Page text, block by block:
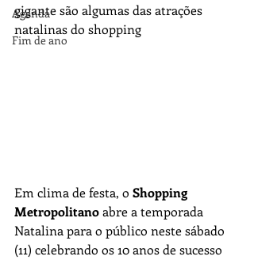
Agenda
Fim de ano
gigante são algumas das atrações
natalinas do shopping
Em clima de festa, o Shopping
Metropolitano abre a temporada
Natalina para o público neste sábado
(11) celebrando os 10 anos de sucesso